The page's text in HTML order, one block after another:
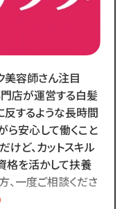
美容師さん注目
店が運営する白髪
するような長時間
ら安心して働くこと
ど、カットスキル
格を活かして扶養
、一度ご相談くださ